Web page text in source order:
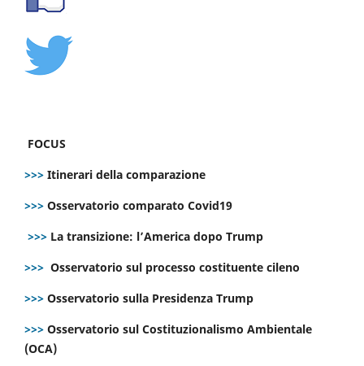
FOCUS
>>> Itinerari della comparazione
>>> Osservatorio comparato Covid19
>>> La transizione: l’America dopo Trump
>>> Osservatorio sul processo costituente cileno
>>> Osservatorio sulla Presidenza Trump
>>> Osservatorio sul Costituzionalismo Ambientale
(OCA)